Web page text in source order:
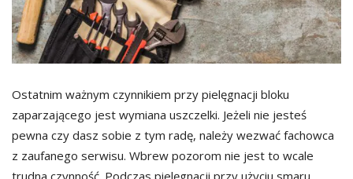
Ostatnim ważnym czynnikiem przy pielęgnacji bloku
zaparzającego jest wymiana uszczelki. Jeżeli nie jesteś
pewna czy dasz sobie z tym radę, należy wezwać fachowca
z zaufanego serwisu. Wbrew pozorom nie jest to wcale